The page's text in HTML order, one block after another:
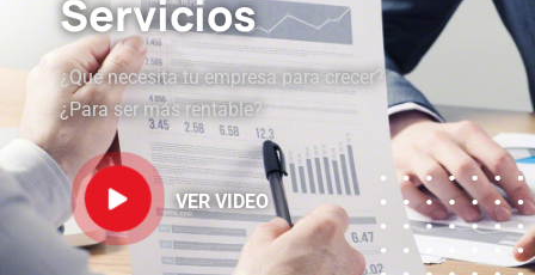
Servicios
¿Qué necesita tu empresa para crecer?
¿Para ser más rentable?
VER VIDEO